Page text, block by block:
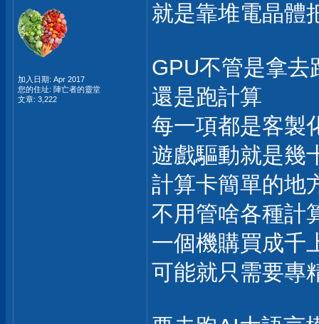
加入日期: Apr 2017
您的住址: 陣亡者的靈堂
文章: 3,222
就是靠堆電晶體
GPU不管是拿去
還是跑計算
每一項都是客製
遊戲驅動就是幾
計算卡簡單的地
不用管啥各種計
一個機購買成千
可能就只需要專